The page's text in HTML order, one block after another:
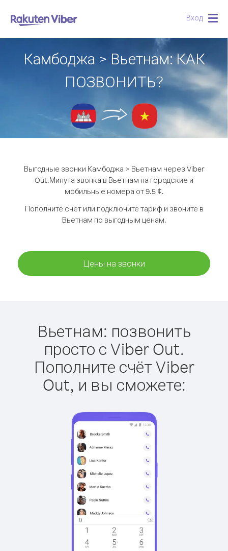
Вход
Камбоджа > Вьетнам: КАК
ПОЗВОНИТЬ?
Выгодные звонки Камбоджа > Вьетнам через Viber
Out.Минута звонка в Вьетнам на городские и
мобильные номера от 9.5 ¢.
Пополните счёт или подключите тариф и звоните в
Вьетнам по выгодным ценам.
Цены на звонки
Вьетнам: позвонить
просто с Viber Out.
Пополните счёт Viber
Out, и вы сможете: